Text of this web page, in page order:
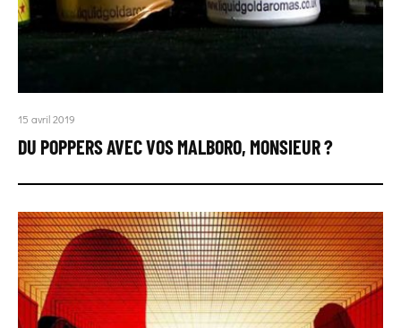
15 avril 2019
DU POPPERS AVEC VOS MALBORO, MONSIEUR ?